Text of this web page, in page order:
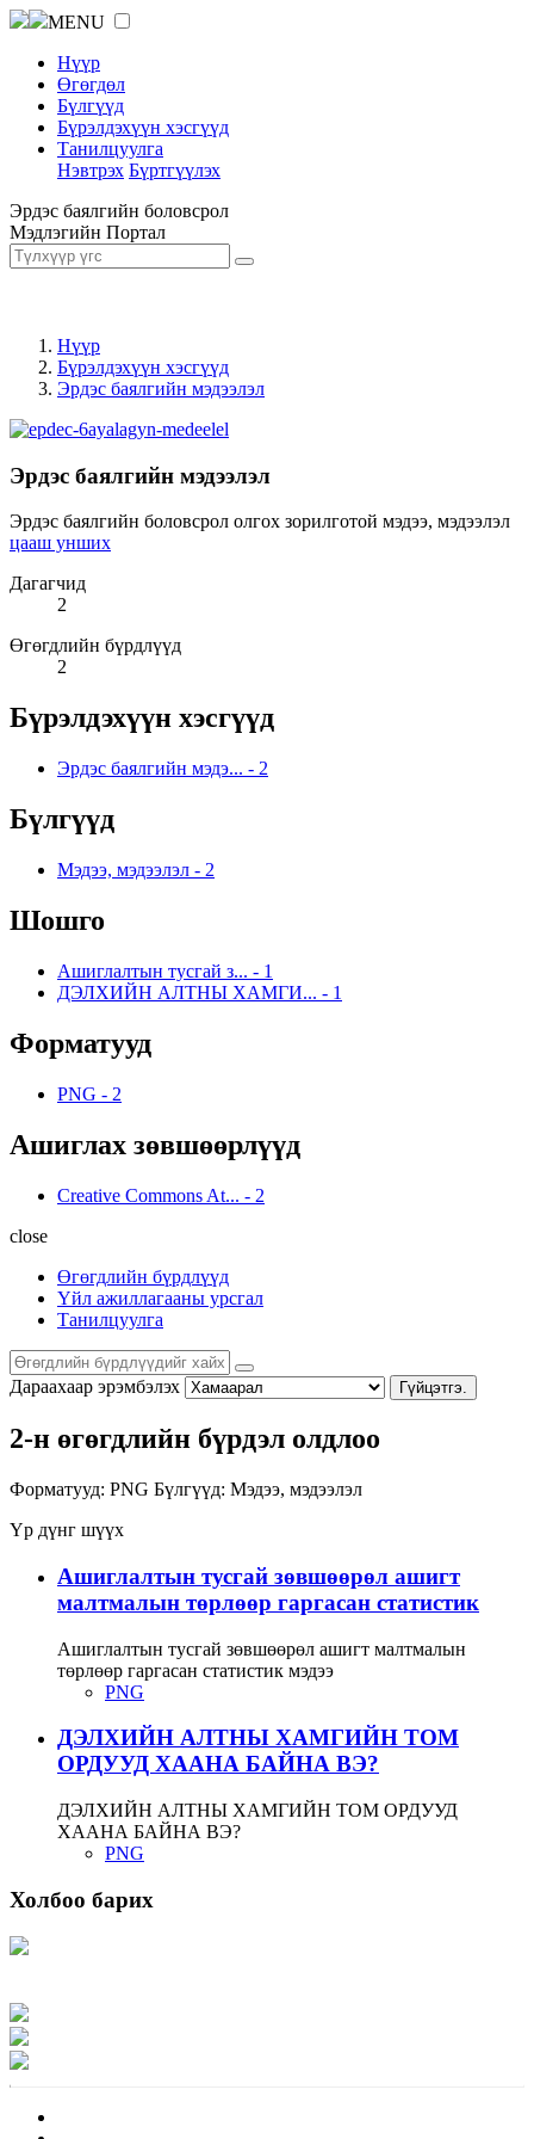
MENU
Нүүр
Өгөгдөл
Бүлгүүд
Бүрэлдэхүүн хэсгүүд
Танилцуулга
Нэвтрэх Бүртгүүлэх
Эрдэс баялгийн боловсрол
Мэдлэгийн Портал
Нүүр
Бүрэлдэхүүн хэсгүүд
Эрдэс баялгийн мэдээлэл
Эрдэс баялгийн мэдээлэл
Эрдэс баялгийн боловсрол олгох зорилготой мэдээ, мэдээлэл
цааш унших
Дагагчид
2
Өгөгдлийн бүрдлүүд
2
Бүрэлдэхүүн хэсгүүд
Эрдэс баялгийн мэдэ... - 2
Бүлгүүд
Мэдээ, мэдээлэл - 2
Шошго
Ашиглалтын тусгай з... - 1
ДЭЛХИЙН АЛТНЫ ХАМГИ... - 1
Форматууд
PNG - 2
Ашиглах зөвшөөрлүүд
Creative Commons At... - 2
close
Өгөгдлийн бүрдлүүд
Үйл ажиллагааны урсгал
Танилцуулга
Дараахаар эрэмбэлэх Гүйцэтгэ.
2-н өгөгдлийн бүрдэл олдлоо
Форматууд: PNG Бүлгүүд: Мэдээ, мэдээлэл
Үр дүнг шүүх
Ашиглалтын тусгай зөвшөөрөл ашигт
малтмалын төрлөөр гаргасан статистик
Ашиглалтын тусгай зөвшөөрөл ашигт малтмалын
төрлөөр гаргасан статистик мэдээ
PNG
ДЭЛХИЙН АЛТНЫ ХАМГИЙН ТОМ
ОРДУУД ХААНА БАЙНА ВЭ?
ДЭЛХИЙН АЛТНЫ ХАМГИЙН ТОМ ОРДУУД
ХААНА БАЙНА ВЭ?
PNG
Холбоо барих